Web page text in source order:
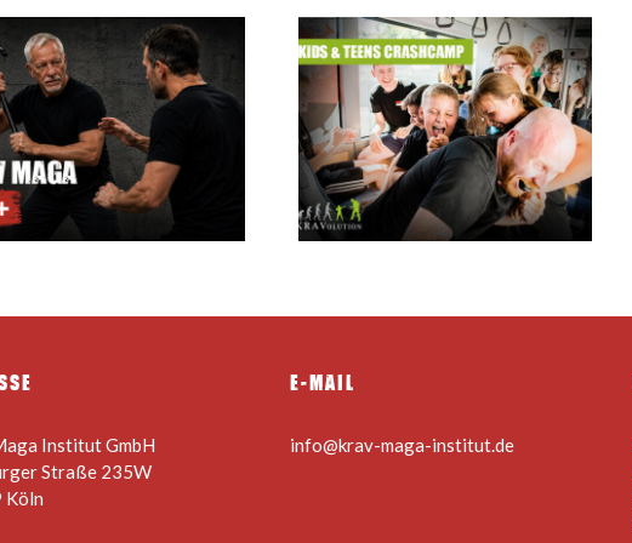
Krav Maga
Sommerferien Camp für
Kids & Teens 24.08. –
28.08.2026
Instructor Courses
Institut GmbH
Straße 235W
Köln
E-MAIL
info@krav-maga-institut.de